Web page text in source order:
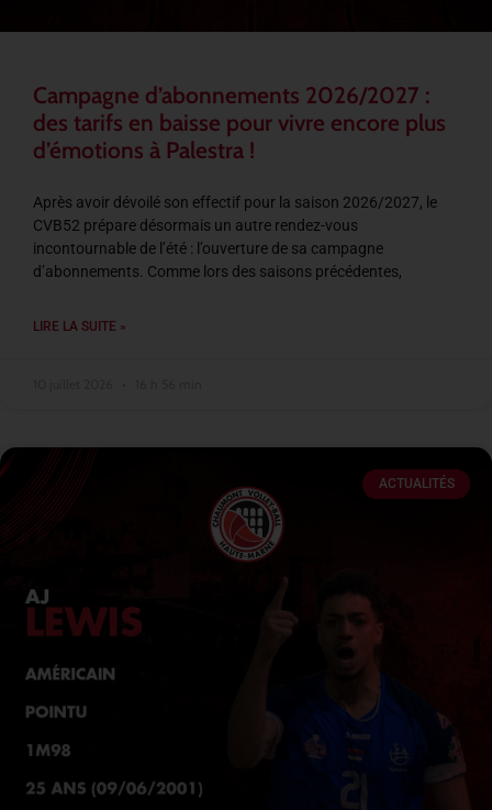
Campagne d’abonnements 2026/2027 :
des tarifs en baisse pour vivre encore plus
d’émotions à Palestra !
Après avoir dévoilé son effectif pour la saison 2026/2027, le
CVB52 prépare désormais un autre rendez-vous
incontournable de l’été : l’ouverture de sa campagne
d’abonnements. Comme lors des saisons précédentes,
LIRE LA SUITE »
ACTUALITÉS